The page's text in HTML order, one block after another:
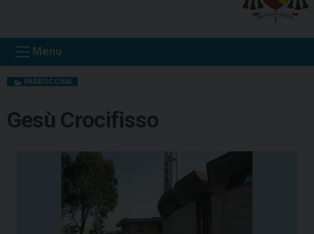
t
Menu
PARROCCHIA
Gesù Crocifisso